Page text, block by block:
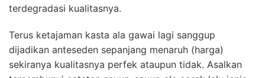
terdegradasi kualitasnya.
Terus ketajaman kasta ala gawai lagi sanggup
dijadikan anteseden sepanjang menaruh (harga)
sekiranya kualitasnya perfek ataupun tidak. Asalkan